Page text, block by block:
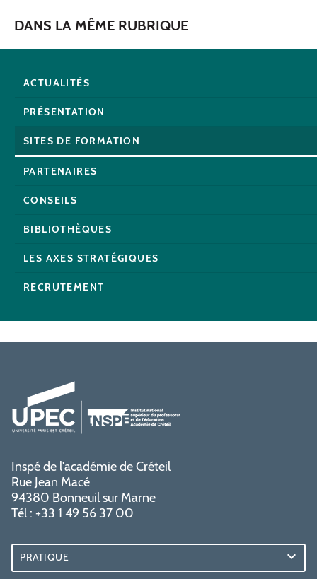
DANS LA MÊME RUBRIQUE
ACTUALITÉS
PRÉSENTATION
SITES DE FORMATION
PARTENAIRES
CONSEILS
BIBLIOTHÈQUES
LES AXES STRATÉGIQUES
RECRUTEMENT
Inspé de l'académie de Créteil
Rue Jean Macé
94380 Bonneuil sur Marne
Tél : +33 1 49 56 37 00
PRATIQUE